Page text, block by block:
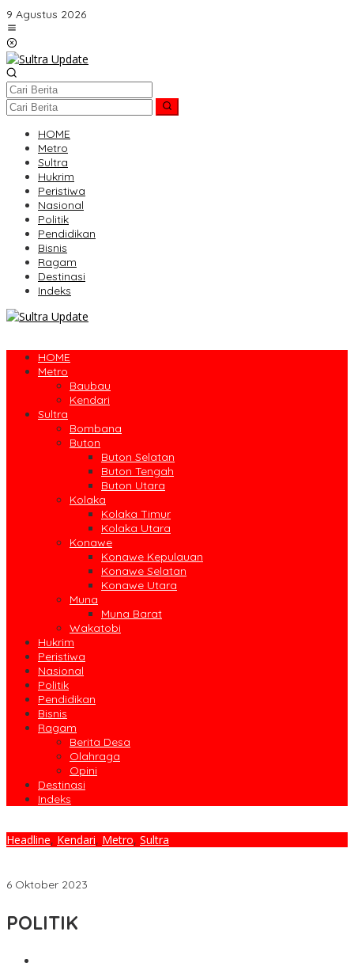
Lewati
ke
konten
9 Agustus 2026
HOME
Metro
Sultra
Hukrim
Peristiwa
Nasional
Politik
Pendidikan
Bisnis
Ragam
Destinasi
Indeks
HOME
Metro
Baubau
Kendari
Sultra
Bombana
Buton
Buton Selatan
Buton Tengah
Buton Utara
Kolaka
Kolaka Timur
Kolaka Utara
Konawe
Konawe Kepulauan
Konawe Selatan
Konawe Utara
Muna
Muna Barat
Wakatobi
Hukrim
Peristiwa
Nasional
Politik
Pendidikan
Bisnis
Ragam
Berita Desa
Olahraga
Opini
Destinasi
Indeks
Headline, Kendari, Metro, Sultra
6 Oktober 2023
POLITIK